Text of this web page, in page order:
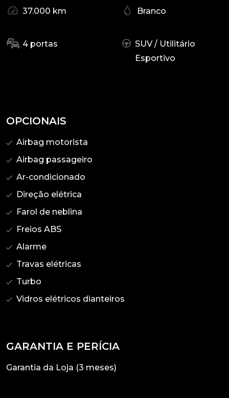
37.000 km Branco
4 portas
SUV / Utilitário
Esportivo
OPCIONAIS
Airbag motorista
Airbag passageiro
Ar-condicionado
Direção elétrica
Farol de neblina
Freios ABS
Alarme
Travas elétricas
Turbo
Vidros elétricos dianteiros
GARANTIA E PERÍCIA
Garantia da Loja (3 meses)